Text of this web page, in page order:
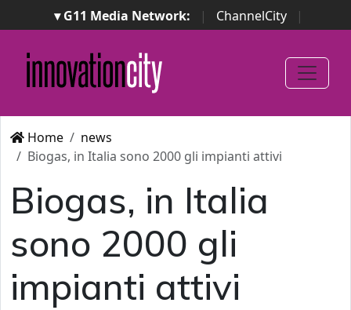
▾ G11 Media Network: | ChannelCity
|
ImpresaCity | SecurityOpenLab | Italian Channel
Awards
Italian Project Awards
Italian Security
Awards
Home
news
Biogas, in Italia sono 2000 gli impianti attivi
Biogas, in Italia
sono 2000 gli
impianti attivi